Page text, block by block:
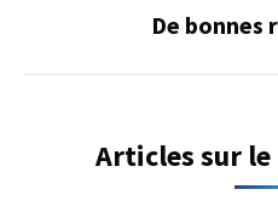
De bonnes
Articles sur